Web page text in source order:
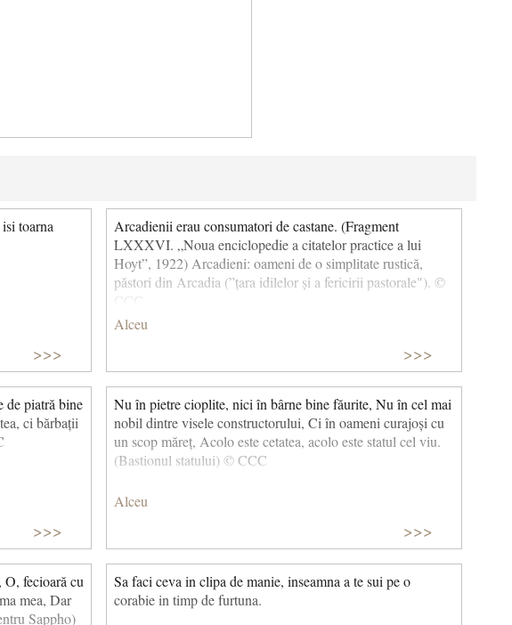
toarna
>>>
Arcadienii erau consumatori de castane. (Fragment
LXXXVI. „Noua enciclopedie a citatelor practice a lui
Hoyt”, 1922) Arcadieni: oameni de o simplitate rustică,
păstori din Arcadia (”țara idilelor și a fericirii pastorale"). ©
Alceu
>>>
de piatră bine
ci bărbații
>>>
Nu în pietre cioplite, nici în bârne bine făurite, Nu în cel mai
nobil dintre visele constructorului, Ci în oameni curajoși cu
un scop măreț, Acolo este cetatea, acolo este statul cel viu.
(Bastionul statului) © CCC
Alceu
>>>
O, fecioară cu
mea, Dar
Sappho)
Sa faci ceva in clipa de manie, inseamna a te sui pe o
corabie in timp de furtuna.